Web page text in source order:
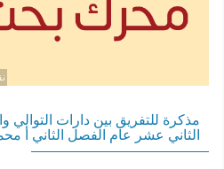
مذكرة للتفريق بين دارات التوالي
الثاني عشر عام الفصل الثاني أ